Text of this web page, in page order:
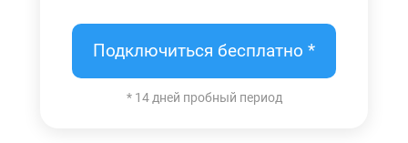
Подключиться бесплатно *
* 14 дней пробный период